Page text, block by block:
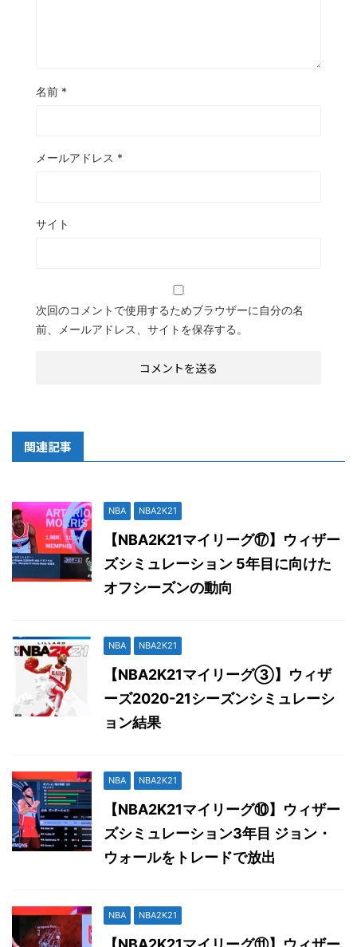
名前 *
メールアドレス *
サイト
次回のコメントで使用するためブラウザーに自分の名
前、メールアドレス、サイトを保存する。
関連記事
NBA NBA2K21
【NBA2K21マイリーグ⑰】ウィザー
ズシミュレーション 5年目に向けた
オフシーズンの動向
NBA NBA2K21
【NBA2K21マイリーグ③】ウィザ
ーズ2020-21シーズンシミュレーシ
ョン結果
NBA NBA2K21
【NBA2K21マイリーグ⑩】ウィザー
ズシミュレーション3年目 ジョン・
ウォールをトレードで放出
NBA NBA2K21